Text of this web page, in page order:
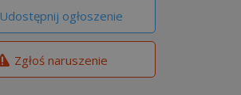
Udostępnij ogłoszenie
Zgłoś naruszenie